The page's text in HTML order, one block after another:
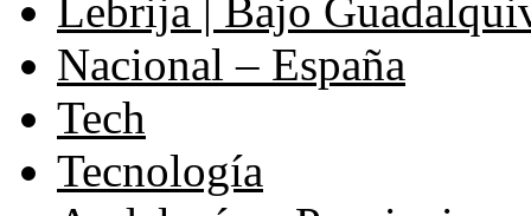
Lebrija | Bajo
Nacional – España
Tech
Tecnología